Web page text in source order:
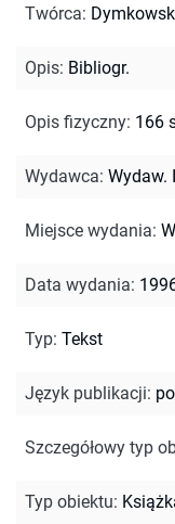
Twórca:
Opis: Bibliogr.
Opis fizyczny: 166
Wydawca: Wydaw.
Miejsce wydania:
Data wydania:
Typ: Tekst
Język publikacji:
Szczegółowy typ
Typ obiektu: